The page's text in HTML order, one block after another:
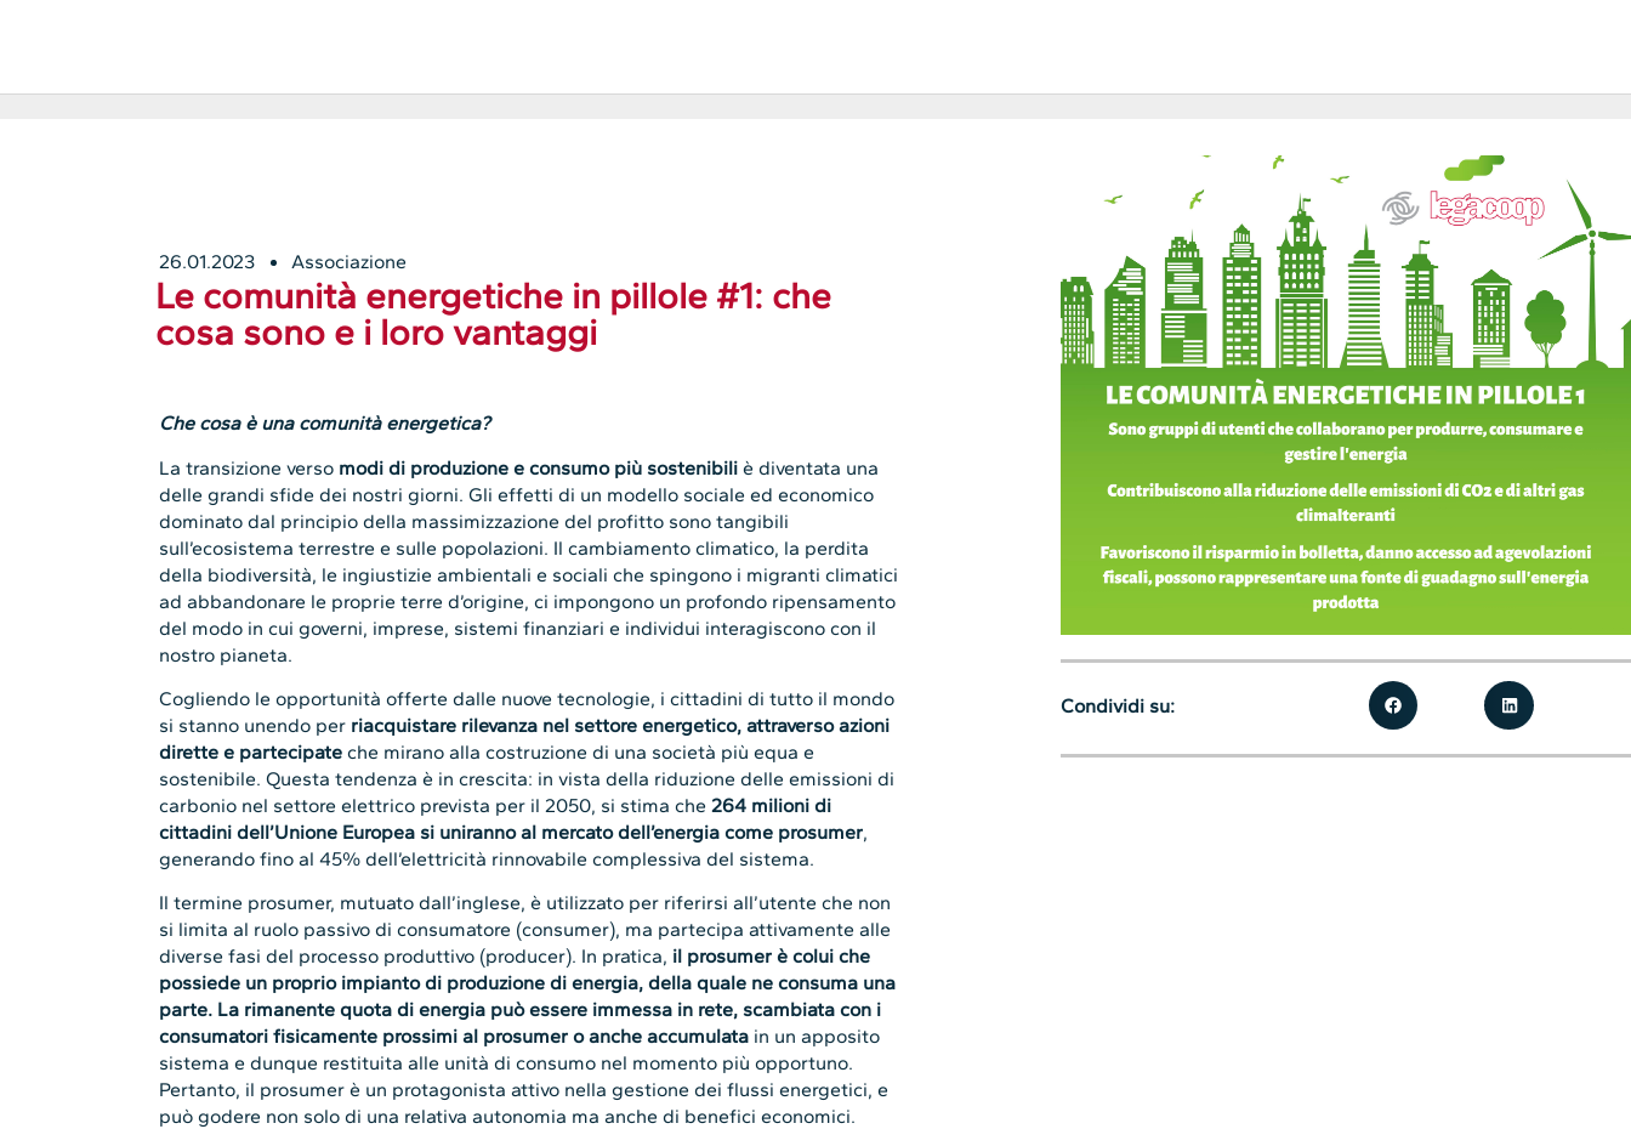
26.01.2023 Associazione
Le comunità energetiche in pillole #1: che
cosa sono e i loro vantaggi
Che cosa è una comunità energetica?
La transizione verso modi di produzione e consumo più sostenibili è diventata una
delle grandi sfide dei nostri giorni. Gli effetti di un modello sociale ed economico
dominato dal principio della massimizzazione del profitto sono tangibili
sull’ecosistema terrestre e sulle popolazioni. Il cambiamento climatico, la perdita
della biodiversità, le ingiustizie ambientali e sociali che spingono i migranti climatici
ad abbandonare le proprie terre d’origine, ci impongono un profondo ripensamento
del modo in cui governi, imprese, sistemi finanziari e individui interagiscono con il
nostro pianeta.
Cogliendo le opportunità offerte dalle nuove tecnologie, i cittadini di tutto il mondo
si stanno unendo per riacquistare rilevanza nel settore energetico, attraverso azioni
dirette e partecipate che mirano alla costruzione di una società più equa e
sostenibile. Questa tendenza è in crescita: in vista della riduzione delle emissioni di
carbonio nel settore elettrico prevista per il 2050, si stima che 264 milioni di
cittadini dell’Unione Europea si uniranno al mercato dell’energia come prosumer,
generando fino al 45% dell’elettricità rinnovabile complessiva del sistema.
Il termine prosumer, mutuato dall’inglese, è utilizzato per riferirsi all’utente che non
si limita al ruolo passivo di consumatore (consumer), ma partecipa attivamente alle
diverse fasi del processo produttivo (producer). In pratica, il prosumer è colui che
possiede un proprio impianto di produzione di energia, della quale ne consuma una
parte. La rimanente quota di energia può essere immessa in rete, scambiata con i
consumatori fisicamente prossimi al prosumer o anche accumulata in un apposito
sistema e dunque restituita alle unità di consumo nel momento più opportuno.
Pertanto, il prosumer è un protagonista attivo nella gestione dei flussi energetici, e
può godere non solo di una relativa autonomia ma anche di benefici economici.
Condividi su: